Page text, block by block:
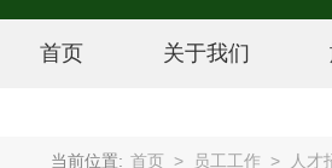
首页 关于我们
当前位置: 首页 > 员工工作 > 人才